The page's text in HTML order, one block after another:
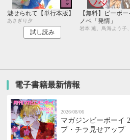
魅せられて【単行本版】
あさぎり夕
試し読み
【無料】ビーボー
ノベ「発情」
電子書籍最新情報
2026/08/06
マガジンビーボーイ
プ・チラ見せアップ